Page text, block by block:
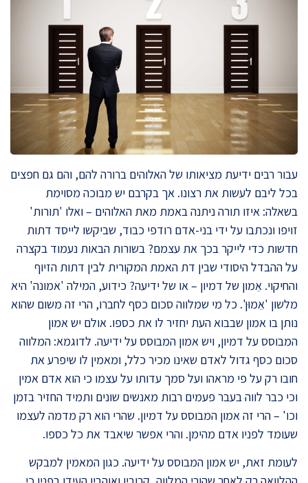
עבור רבים ידיעת מציאותו של האלוהים ברורה להם, והם גם חפצים
בכל ליבם לעשות את רצונו. אך בקרבם יש מבוכה מסוימת
בשאלה: איזו תורה ניתנה באמת מאת האלוהים – ואלו 'תורות'
זויפו ונכתבו על ידי בני-אדם רודפי כבוד, שביקשו לייסד דתות
חדשות כדי לייקר בכך את עצמם? בשורות הבאות נעמוד בקצרה
על ההבדל היסודי שבין דת האמת המקורית לבין דתות הזיוף
והחיקוי. אֵמון של דמיון – או של ידיעה? כידוע, המילה 'אמונה' היא
מלשון 'אֵמוּן'. כל מי שמלווה סכום כסף לחברו, הרי זה משום שהוא
נותן בו אמון שבבוא העת יחזיר לו את כספו. אולם יש אמון
המבוסס על דמיון, ויש אמון המבוסס על ידיעה. לדוגמא: המלווה
סכום כסף גדול לאדם שאינו מכיר כלל, ומאמין לו שיפרע את
חובו רק על פי מראהו ועל סמך עדותו על עצמו כי הוא אדם אמין
וכי כבר לווה בעבר פעמים רבות מאנשים שונים ותמיד החזיר בזמן
וכו' – הרי זה אמון המבוסס על דמיון. שהרי הוא רק מדמה לעצמו
שעומד לפניו אדם מהימן. והרי אפשר שיאבד את כל כספו.
לעומת זאת, יש אמון המבוסס על ידיעה. כגון המאמין למבקש